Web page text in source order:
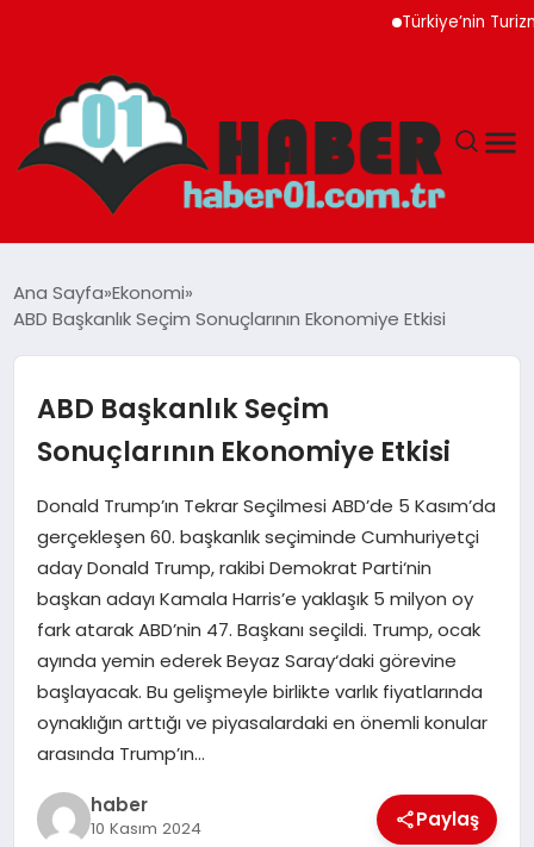
Türkiye’nin Turizm
ADANA
YAŞAM
GÜNDEM
EĞITIM
Ana Sayfa Ekonomi
ABD Başkanlık Seçim Sonuçlarının Ekonomiye Etkisi
ABD Başkanlık Seçim
Sonuçlarının Ekonomiye Etkisi
Donald Trump’ın Tekrar Seçilmesi ABD’de 5 Kasım’da
gerçekleşen 60. başkanlık seçiminde Cumhuriyetçi
aday Donald Trump, rakibi Demokrat Parti‘nin
başkan adayı Kamala Harris’e yaklaşık 5 milyon oy
fark atarak ABD’nin 47. Başkanı seçildi. Trump, ocak
ayında yemin ederek Beyaz Saray‘daki görevine
başlayacak. Bu gelişmeyle birlikte varlık fiyatlarında
oynaklığın arttığı ve piyasalardaki en önemli konular
arasında Trump’ın…
haber
10 Kasım 2024 Paylaş